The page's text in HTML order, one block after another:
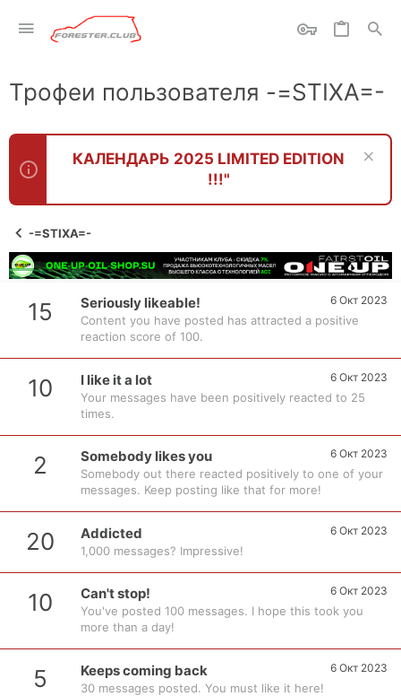
Трофеи пользователя -=STIXA=-
КАЛЕНДАРЬ 2025 LIMITED EDITION
!!!"
-=STIXA=-
15 6 Окт 2023
Seriously likeable!
Content you have posted has attracted a positive
reaction score of 100.
10 6 Окт 2023
I like it a lot
Your messages have been positively reacted to 25
times.
2 6 Окт 2023
Somebody likes you
Somebody out there reacted positively to one of your
messages. Keep posting like that for more!
20 6 Окт 2023
Addicted
1,000 messages? Impressive!
10 6 Окт 2023
Can't stop!
You've posted 100 messages. I hope this took you
more than a day!
5 6 Окт 2023
Keeps coming back
30 messages posted. You must like it here!